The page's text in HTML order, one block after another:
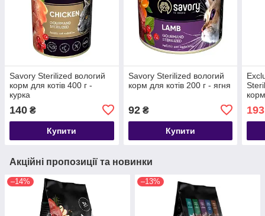
Savory Sterilized вологий
корм для котів 400 г -
курка
140 ₴
Купити
Savory Sterilized вологий
корм для котів 200 г - ягня
92₴
Купити
Акційні пропозиції та новинки
–14% –13%